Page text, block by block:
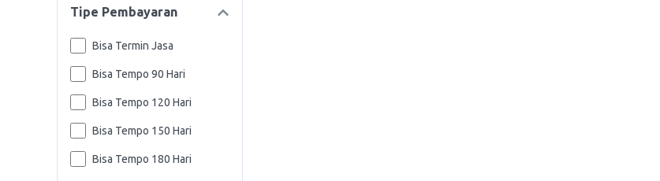
Tipe Pembayaran
Bisa Termin Jasa
Bisa Tempo 90 Hari
Bisa Tempo 120 Hari
Bisa Tempo 150 Hari
Bisa Tempo 180 Hari